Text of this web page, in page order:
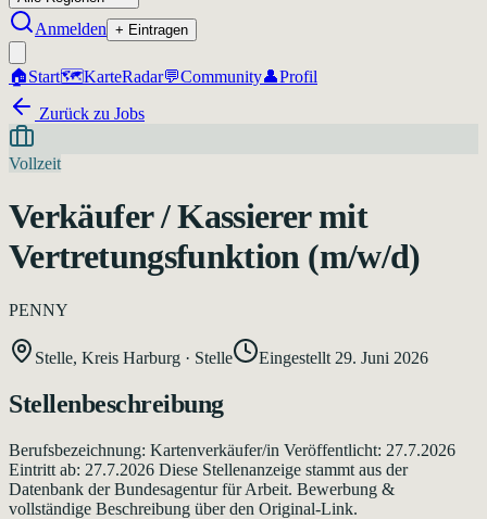
Anmelden + Eintragen
🏠Start🗺️KarteRadar💬Community👤Profil
Zurück zu Jobs
Vollzeit
Verkäufer / Kassierer mit
Vertretungsfunktion (m/w/d)
PENNY
Stelle, Kreis Harburg · Stelle Eingestellt 29. Juni 2026
Stellenbeschreibung
Berufsbezeichnung: Kartenverkäufer/in Veröffentlicht: 27.7.2026
Eintritt ab: 27.7.2026 Diese Stellenanzeige stammt aus der
Datenbank der Bundesagentur für Arbeit. Bewerbung &
vollständige Beschreibung über den Original-Link.